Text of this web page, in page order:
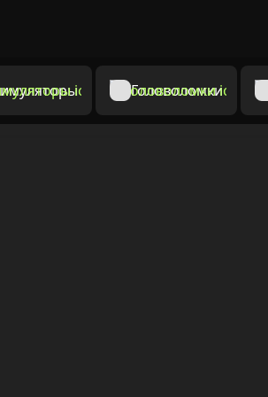
Головоломки